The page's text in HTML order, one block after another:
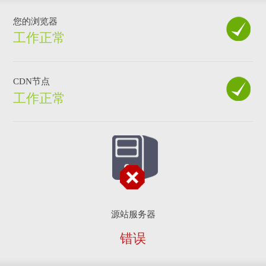
您的浏览器
工作正常
CDN节点
工作正常
源站服务器
错误